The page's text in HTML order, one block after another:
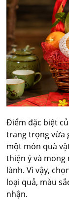
Điểm đặc biệt
trang trọng vừa
một món quà
thiện ý và
lành. Vì vậy,
loại quả, màu
nhận.